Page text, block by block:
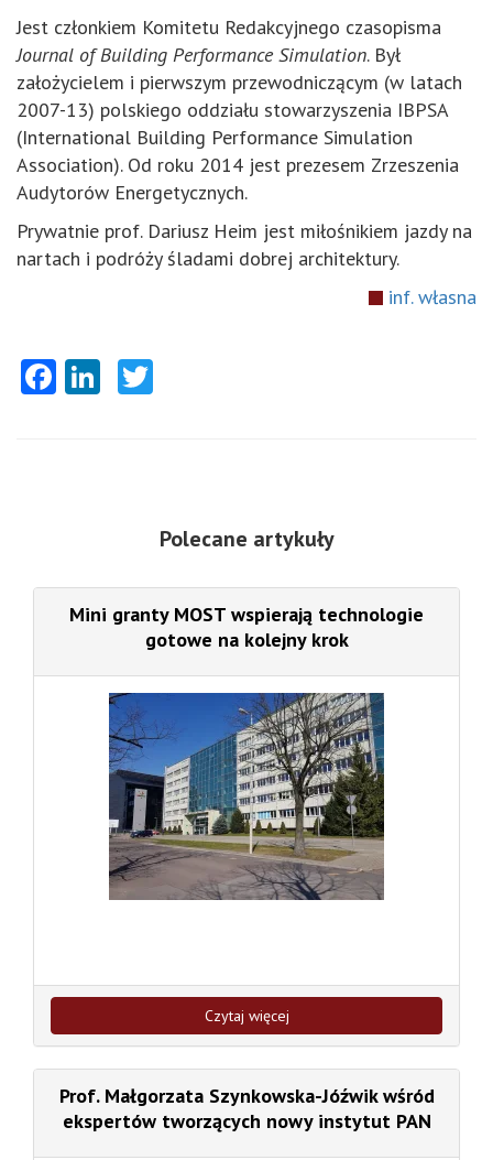
Jest członkiem Komitetu Redakcyjnego czasopisma
Journal of Building Performance Simulation. Był
założycielem i pierwszym przewodniczącym (w latach
2007-13) polskiego oddziału stowarzyszenia IBPSA
(International Building Performance Simulation
Association). Od roku 2014 jest prezesem Zrzeszenia
Audytorów Energetycznych.
Prywatnie prof. Dariusz Heim jest miłośnikiem jazdy na
nartach i podróży śladami dobrej architektury.
inf. własna
Facebook
LinkedIn
Polecane artykuły
Mini granty MOST wspierają technologie
gotowe na kolejny krok
Czytaj więcej
Prof. Małgorzata Szynkowska-Jóźwik wśród
ekspertów tworzących nowy instytut PAN